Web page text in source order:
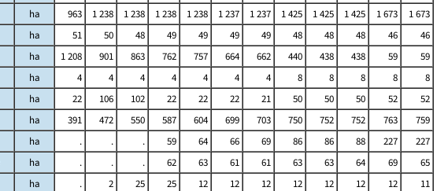
ha 963 1 238 1 238 1 238 1 238 1 237 1 237 1 425 1 425 1 425 1 673
1 673
ha 51 50 48 49 49 49 49 48 48 48 46
46
ha 1 208 901 863 762 757 664 662 440 438 438 59
59
ha 4 4 4 4 4 4 4 8 8 8 8
8
ha 22 106 102 22 22 22 21 50 50 50 52
52
ha 391 472 550 587 604 699 703 750 752 752 763
759
ha . . . 59 64 66 69 86 86 88 227
227
ha . . . 62 63 61 61 63 63 64 69
65
ha . 2 25 25 12 12 12 12 12 12 12
11